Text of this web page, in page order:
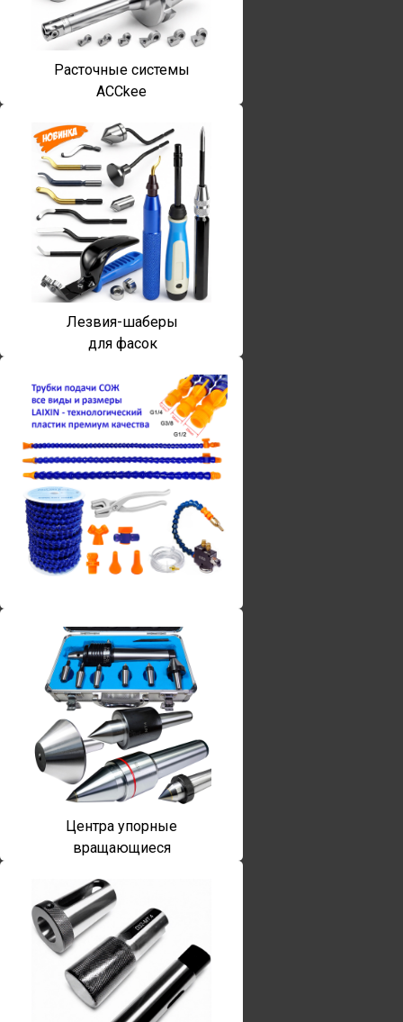
Расточные системы
ACCkee
Лезвия-шаберы
для фасок
Винты torx
Центра упорные
вращающиеся